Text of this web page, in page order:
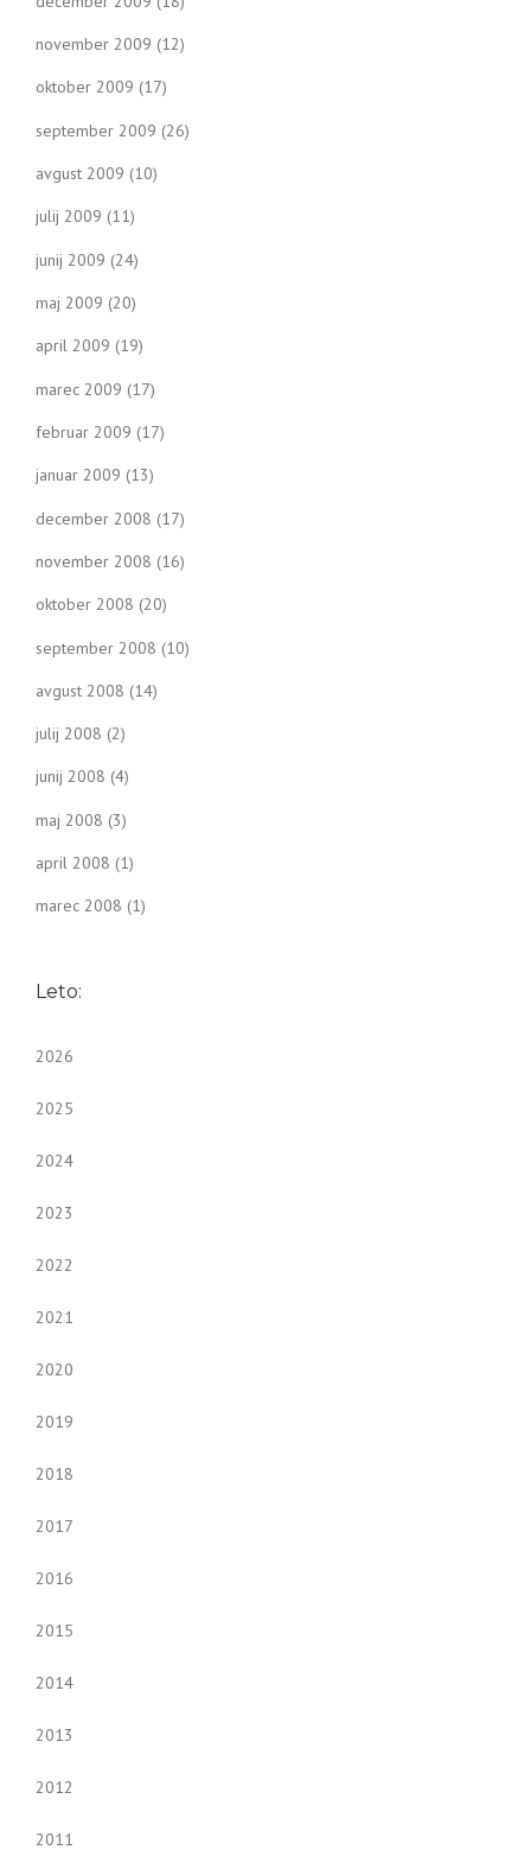
november 2009 (12)
oktober 2009 (17)
september 2009 (26)
avgust 2009 (10)
julij 2009 (11)
junij 2009 (24)
maj 2009 (20)
april 2009 (19)
marec 2009 (17)
februar 2009 (17)
januar 2009 (13)
december 2008 (17)
november 2008 (16)
oktober 2008 (20)
september 2008 (10)
avgust 2008 (14)
julij 2008 (2)
junij 2008 (4)
maj 2008 (3)
april 2008 (1)
marec 2008 (1)
Leto:
2026
2025
2024
2023
2022
2021
2020
2019
2018
2017
2016
2015
2014
2013
2012
2011